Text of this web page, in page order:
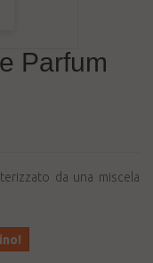
Parfum
da una miscela